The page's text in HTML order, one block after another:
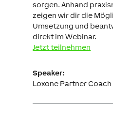
sorgen. Anhand
zeigen wir dir die
Umsetzung und
direkt im Webinar.
Jetzt teilnehmen
Speaker:
Loxone Partner Coach